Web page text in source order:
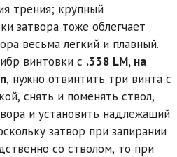
трения; крупный
затвора тоже облегчает
весьма легкий и плавный.
винтовки с .338 LM, на
, нужно отвинтить три винта с
снять и поменять ствол,
и установить надлежащий
затвор при запирании
со стволом, то при